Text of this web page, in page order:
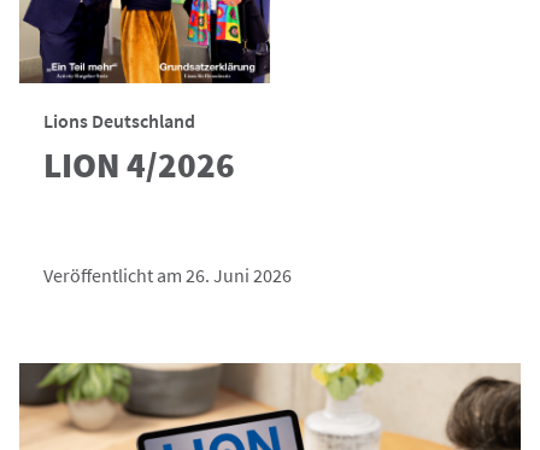
Lions Deutschland
LION 4/2026
Veröffentlicht am 26. Juni 2026